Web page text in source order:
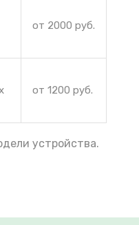
от 2000 руб.
от 1200 руб.
устройства.